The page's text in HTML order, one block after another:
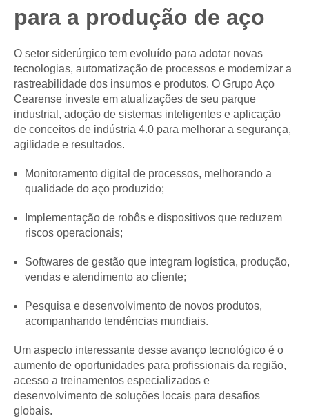
para a produção de aço
O setor siderúrgico tem evoluído para adotar novas
tecnologias, automatização de processos e modernizar a
rastreabilidade dos insumos e produtos. O Grupo Aço
Cearense investe em atualizações de seu parque
industrial, adoção de sistemas inteligentes e aplicação
de conceitos de indústria 4.0 para melhorar a segurança,
agilidade e resultados.
Monitoramento digital de processos, melhorando a
qualidade do aço produzido;
Implementação de robôs e dispositivos que reduzem
riscos operacionais;
Softwares de gestão que integram logística, produção,
vendas e atendimento ao cliente;
Pesquisa e desenvolvimento de novos produtos,
acompanhando tendências mundiais.
Um aspecto interessante desse avanço tecnológico é o
aumento de oportunidades para profissionais da região,
acesso a treinamentos especializados e
desenvolvimento de soluções locais para desafios
globais.